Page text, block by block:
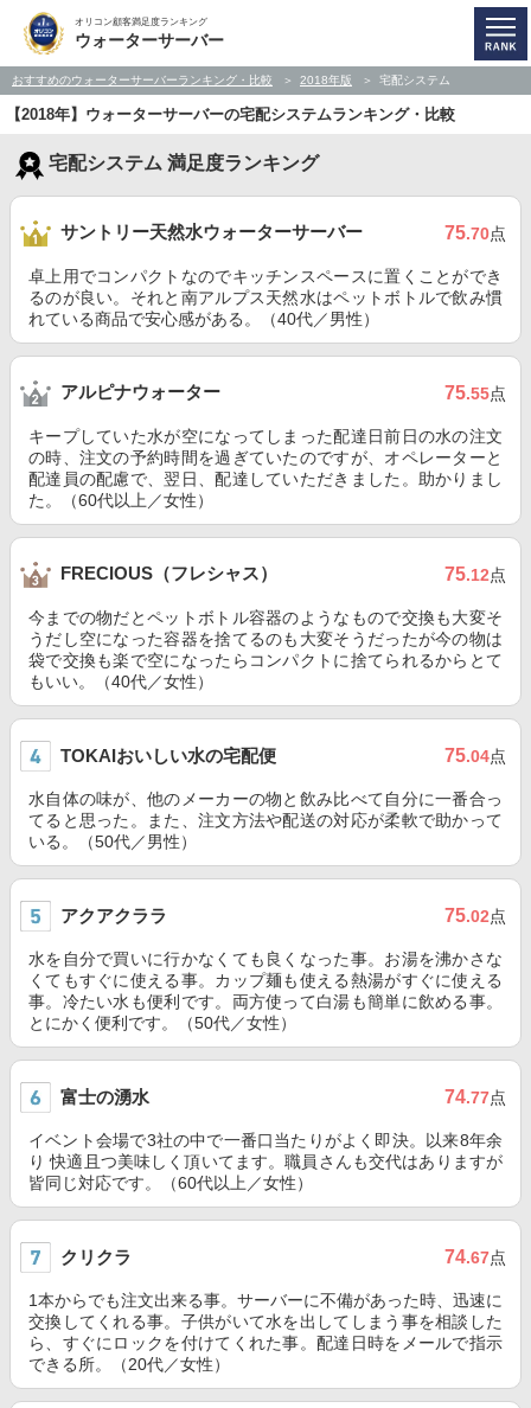
オリコン顧客満足度ランキング
ウォーターサーバー
おすすめのウォーターサーバーランキング・比較 2018年版 宅配システム
【2018年】ウォーターサーバーの宅配システムランキング・比較
宅配システム 満足度ランキング
サントリー天然水ウォーターサーバー 75.70点
卓上用でコンパクトなのでキッチンスペースに置くことができ
るのが良い。それと南アルプス天然水はペットボトルで飲み慣
れている商品で安心感がある。（40代／男性）
アルピナウォーター 75.55点
キープしていた水が空になってしまった配達日前日の水の注文
の時、注文の予約時間を過ぎていたのですが、オペレーターと
配達員の配慮で、翌日、配達していただきました。助かりまし
た。（60代以上／女性）
FRECIOUS（フレシャス） 75.12点
今までの物だとペットボトル容器のようなもので交換も大変そ
うだし空になった容器を捨てるのも大変そうだったが今の物は
袋で交換も楽で空になったらコンパクトに捨てられるからとて
もいい。（40代／女性）
TOKAIおいしい水の宅配便 75.04点
水自体の味が、他のメーカーの物と飲み比べて自分に一番合っ
てると思った。また、注文方法や配送の対応が柔軟で助かって
いる。（50代／男性）
アクアクララ 75.02点
水を自分で買いに行かなくても良くなった事。お湯を沸かさな
くてもすぐに使える事。カップ麺も使える熱湯がすぐに使える
事。冷たい水も便利です。両方使って白湯も簡単に飲める事。
とにかく便利です。（50代／女性）
富士の湧水 74.77点
イベント会場で3社の中で一番口当たりがよく即決。以来8年余
り 快適且つ美味しく頂いてます。職員さんも交代はありますが
皆同じ対応です。（60代以上／女性）
クリクラ 74.67点
1本からでも注文出来る事。サーバーに不備があった時、迅速に
交換してくれる事。子供がいて水を出してしまう事を相談した
ら、すぐにロックを付けてくれた事。配達日時をメールで指示
できる所。（20代／女性）